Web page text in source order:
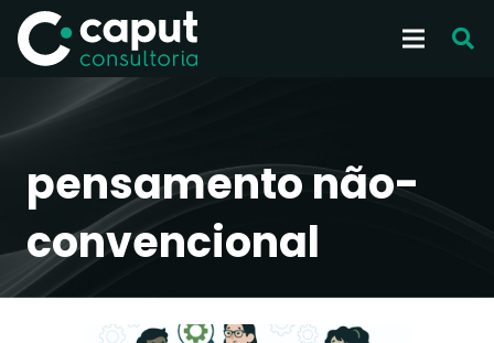
pensamento não-
convencional